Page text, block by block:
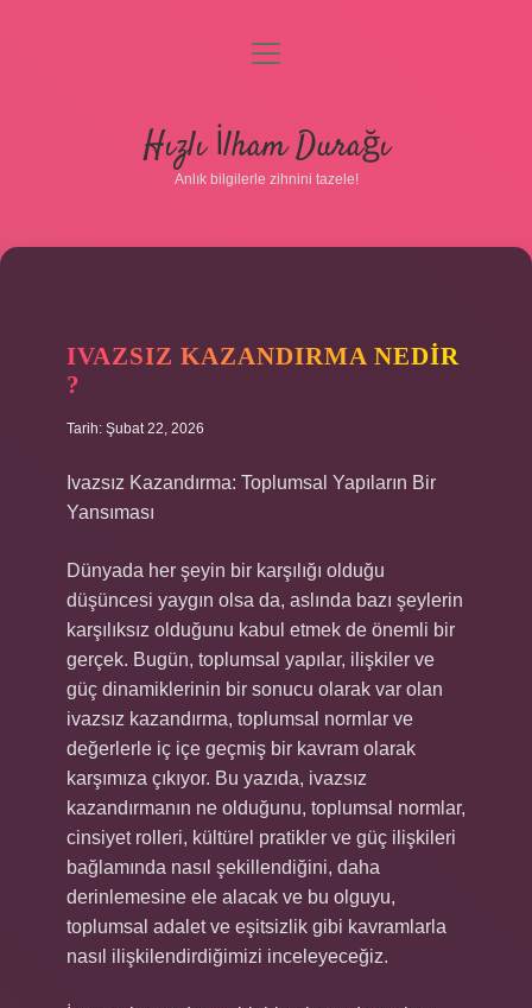
Gizlilik Politikası
Hakkımızda
menüyü
Hızlı İlham Durağı
Anlık bilgilerle zihnini tazele!
IVAZSIZ KAZANDIRMA NEDIR
?
Tarih: Şubat 22, 2026
Ivazsız Kazandırma: Toplumsal Yapıların Bir
Yansıması
Dünyada her şeyin bir karşılığı olduğu
düşüncesi yaygın olsa da, aslında bazı şeylerin
karşılıksız olduğunu kabul etmek de önemli bir
gerçek. Bugün, toplumsal yapılar, ilişkiler ve
güç dinamiklerinin bir sonucu olarak var olan
ivazsız kazandırma, toplumsal normlar ve
değerlerle iç içe geçmiş bir kavram olarak
karşımıza çıkıyor. Bu yazıda, ivazsız
kazandırmanın ne olduğunu, toplumsal normlar,
cinsiyet rolleri, kültürel pratikler ve güç ilişkileri
bağlamında nasıl şekillendiğini, daha
derinlemesine ele alacak ve bu olguyu,
toplumsal adalet ve eşitsizlik gibi kavramlarla
nasıl ilişkilendirdiğimizi inceleyeceğiz.